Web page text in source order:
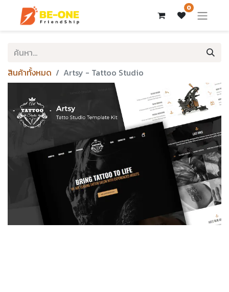
0
สินค้าทั้งหมด Artsy - Tattoo Studio